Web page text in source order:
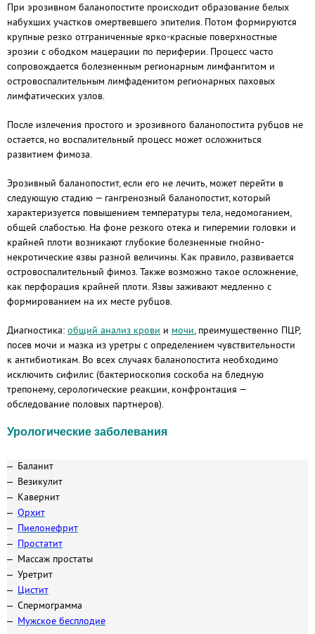
При эрозивном баланопостите происходит образование белых
набухших участков омертвевшего эпителия. Потом формируются
крупные резко отграниченные ярко-красные поверхностные
эрозии с ободком мацерации по периферии. Процесс часто
сопровождается болезненным регионарным лимфангитом и
островоспалительным лимфаденитом регионарных паховых
лимфатических узлов.
После излечения простого и эрозивного баланопостита рубцов не
остается, но воспалительный процесс может осложниться
развитием фимоза.
Эрозивный баланопостит, если его не лечить, может перейти в
следующую стадию — гангренозный баланопостит, который
характеризуется повышением температуры тела, недомоганием,
общей слабостью. На фоне резкого отека и гиперемии головки и
крайней плоти возникают глубокие болезненные гнойно-
некротические язвы разной величины. Как правило, развивается
островоспалительный фимоз. Также возможно такое осложнение,
как перфорация крайней плоти. Язвы заживают медленно с
формированием на их месте рубцов.
Диагностика: общий анализ крови и мочи, преимущественно ПЦР,
посев мочи и мазка из уретры с определением чувствительности
к антибиотикам. Во всех случаях баланопостита необходимо
исключить сифилис (бактериоскопия соскоба на бледную
трепонему, серологические реакции, конфронтация —
обследование половых партнеров).
Урологические заболевания
Баланит
Везикулит
Кавернит
Орхит
Пиелонефрит
Простатит
Массаж простаты
Уретрит
Цистит
Спермограмма
Мужское бесплодие